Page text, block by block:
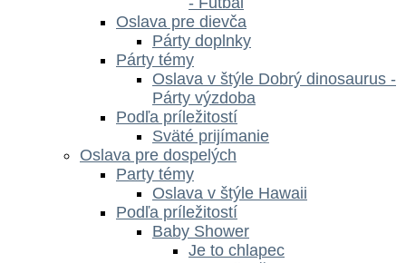
Oslava pre dievča
Párty doplnky
Párty témy
Oslava v štýle Dobrý dinosaurus -
Párty výzdoba
Podľa príležitostí
Sväté prijímanie
Oslava pre dospelých
Party témy
Oslava v štýle Hawaii
Podľa príležitostí
Baby Shower
Je to chlapec